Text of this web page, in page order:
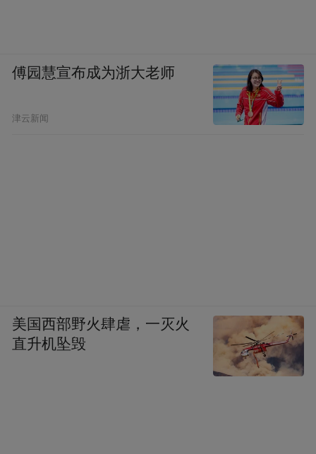
傅园慧宣布成为浙大老师
津云新闻
美国西部野火肆虐，一灭火
直升机坠毁